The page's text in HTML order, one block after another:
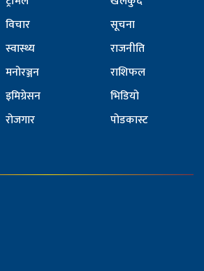
विचार
स्वास्थ्य
मनोरञ्जन
इमिग्रेसन
रोजगार
सूचना
राजनीति
राशिफल
भिडियो
पोडकास्ट